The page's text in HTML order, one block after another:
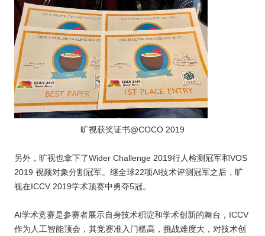
旷视获奖证书@COCO 2019
另外，旷视也拿下了Wider Challenge 2019行人检测冠军和VOS
2019 视频对象分割冠军。继全球22项AI技术评测冠军之后，旷
视在ICCV 2019学术顶赛中勇夺5冠。
AI学术竞赛是参赛者展示自身技术积淀和学术创新的舞台，ICCV
作为人工智能顶会，其竞赛准入门槛高，挑战难度大，对技术创